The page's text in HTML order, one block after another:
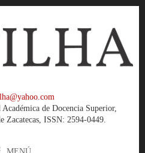
de Docencia Superior,
Zacatecas, ISSN: 2594-0449.